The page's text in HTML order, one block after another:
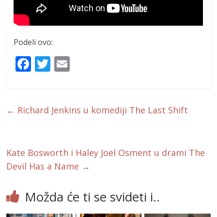
Podeli ovo:
F
ac
b
k
T
w
er l
← Richard Jenkins u komediji The Last Shift
Kate Bosworth i Haley Joel Osment u drami The
Devil Has a Name →
Možda će ti se svideti i..